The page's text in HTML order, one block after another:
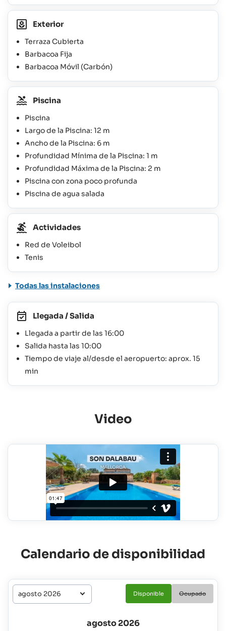
Exterior
Terraza Cubierta
Barbacoa Fija
Barbacoa Móvil (Carbón)
Piscina
Piscina
Largo de la Piscina: 12 m
Ancho de la Piscina: 6 m
Profundidad Mínima de la Piscina: 1 m
Profundidad Máxima de la Piscina: 2 m
Piscina con zona poco profunda
Piscina de agua salada
Actividades
Red de Voleibol
Tenis
Todas las instalaciones
Llegada / Salida
Llegada a partir de las 16:00
Salida hasta las 10:00
Tiempo de viaje al/desde el aeropuerto: aprox. 15
min
Video
Calendario de disponibilidad
Disponible Ocupado
agosto 2026